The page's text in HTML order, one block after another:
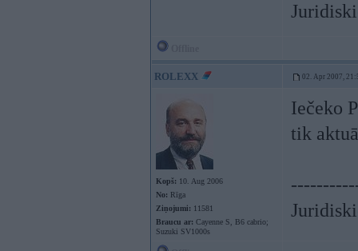
ROLEXX 02. Apr 2007,
Kopš: 10. Aug 2006
No: Rīga
Ziņojumi: 11581
Braucu ar: Cayenne S, B6 cabrio;
Suzuki SV1000s
Iečeko
tik